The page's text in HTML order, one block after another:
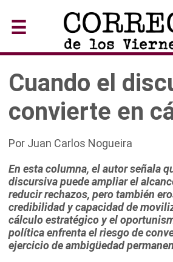
☰
Cuando el
convierte en
Por Juan Carlos Nogueira
En esta columna, el autor señala
discursiva puede ampliar el
reducir rechazos, pero también
credibilidad y capacidad de
cálculo estratégico y el
política enfrenta el riesgo de
ejercicio de ambigüedad